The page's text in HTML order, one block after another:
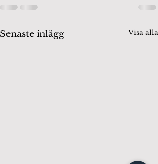
Senaste inlägg Visa alla